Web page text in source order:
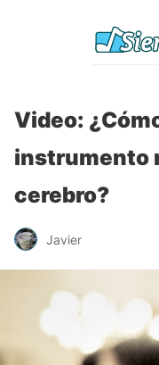
Video:
instrumento
cerebro?
Javier